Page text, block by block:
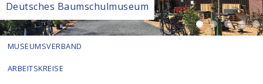
Deutsches Baumschulmuseum
MUSEUMSVERBAND
ARBEITSKREISE